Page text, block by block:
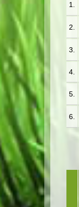
1.
2.
3.
4.
5.
6.